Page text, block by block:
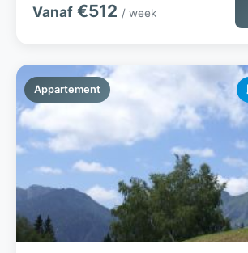
Vanaf €512 / week
Appartement